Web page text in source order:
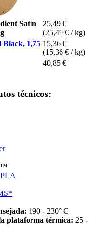
Satin
25,49 €
(25,49 € / kg)
Black, 1,75 15,36 €
(15,36 € / kg)
40,85 €
técnicos:
190 - 230° C
plataforma térmica: 25 -